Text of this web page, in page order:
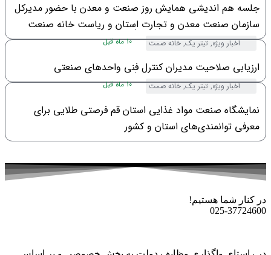
جلسه هم اندیشی همایش روز صنعت و معدن با حضور مدیرکل
سازمان صنعت معدن و تجارت استان و ریاست خانه صنعت
معدن و تجارت استان قم
اخبار ویژه,تیتر یک,خانه صمت 10 ماه قبل
ارزیابی صلاحیت مدیران کنترل فنی واحدهای صنعتی
اخبار ویژه,تیتر یک,خانه صمت 10 ماه قبل
نمایشگاه صنعت مواد غذایی استان قم فرصتی طلایی برای
معرفی توانمندی‌های استان و کشور
در کنار شما هستیم!
025-37724600